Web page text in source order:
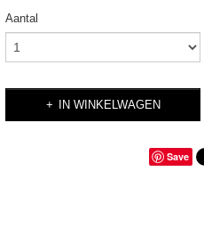
Aantal
IN WINKELWAGEN
Save